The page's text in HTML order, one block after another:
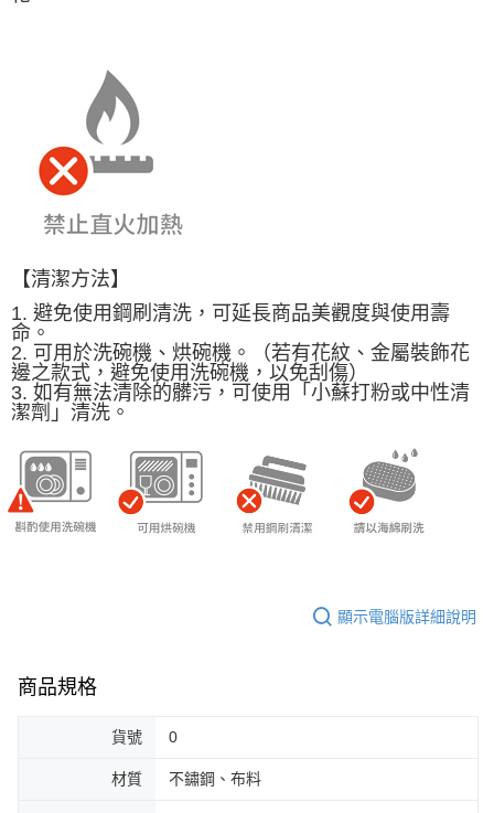
【清潔方法】
1. 避免使用鋼刷清洗，可延長商品美觀度與使用壽
命。
2. 可用於洗碗機、烘碗機。（若有花紋、金屬裝飾花
邊之款式，避免使用洗碗機，以免刮傷）
3. 如有無法清除的髒污，可使用「小蘇打粉或中性清
潔劑」清洗。
顯示電腦版詳細說明
商品規格
貨號 0
材質 不鏽鋼、布料